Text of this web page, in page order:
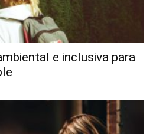
e inclusiva para